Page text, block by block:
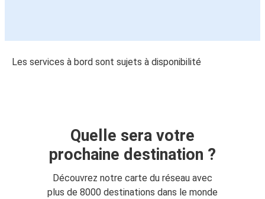
Les services à bord sont sujets à disponibilité
Quelle sera votre
prochaine destination ?
Découvrez notre carte du réseau avec
plus de 8000 destinations dans le monde